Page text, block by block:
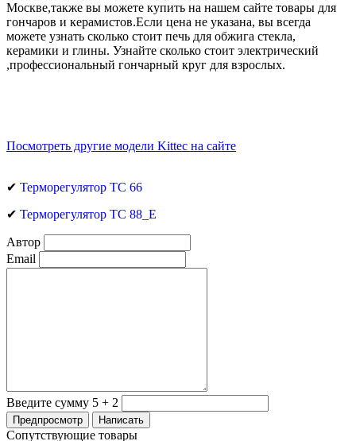
Москве,также вы можете купить на нашем сайте товары для
гончаров и керамистов.Если цена не указана, вы всегда
можете узнать сколько стоит печь для обжига стекла,
керамики и глины. Узнайте сколько стоит электрический
,профессиональный гончарный круг для взрослых.
Посмотреть другие модели Kittec на сайте
✔ Терморегулятор ТС 66
✔ Терморегулятор ТС 88_Е
Автор
Email
Введите сумму 5 + 2
Сопутствующие товары